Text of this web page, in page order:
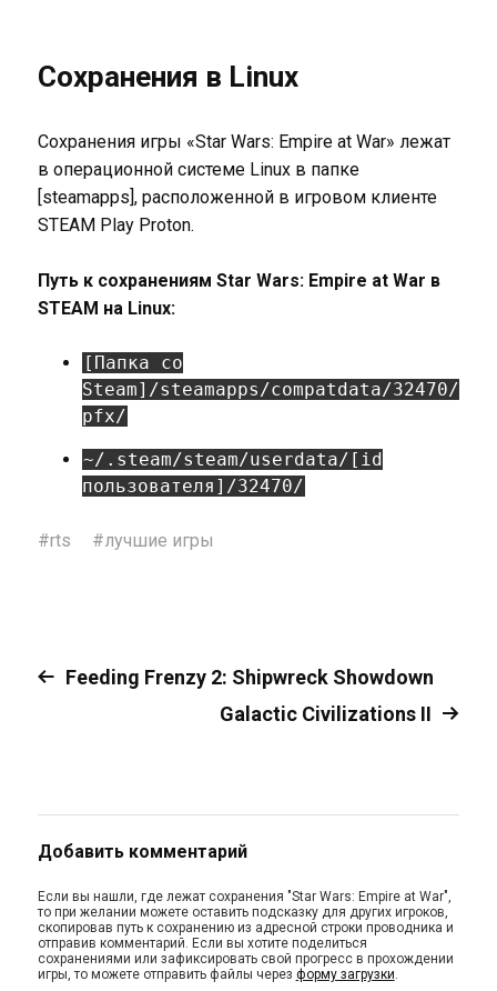
Сохранения в Linux
Сохранения игры «Star Wars: Empire at War» лежат
в операционной системе Linux в папке
[steamapps], расположенной в игровом клиенте
STEAM Play Proton.
Путь к сохранениям Star Wars: Empire at War в
STEAM на Linux:
[Папка со
Steam]/steamapps/compatdata/32470/
pfx/
~/.steam/steam/userdata/[id
пользователя]/32470/
#rts #лучшие игры
Feeding Frenzy 2: Shipwreck Showdown
Galactic Civilizations II
Добавить комментарий
Если вы нашли, где лежат сохранения "Star Wars: Empire at War",
то при желании можете оставить подсказку для других игроков,
скопировав путь к сохранению из адресной строки проводника и
отправив комментарий. Если вы хотите поделиться
сохранениями или зафиксировать свой прогресс в прохождении
игры, то можете отправить файлы через форму загрузки.